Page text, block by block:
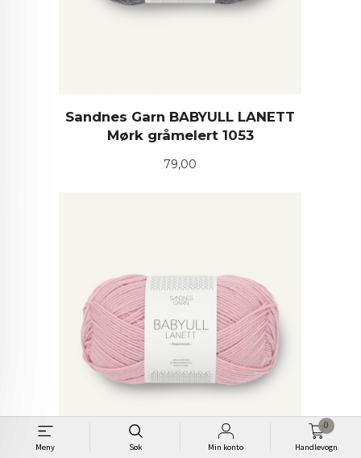
Meny Søk Min konto Handlevogn
0
Sandnes Garn BABYULL LANETT
Mørk gråmelert 1053
Pris
79,00